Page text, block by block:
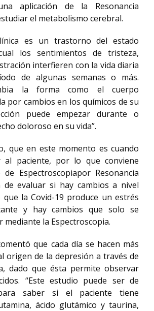
aplicación de la Resonancia
el metabolismo cerebral.
es un trastorno del estado
los sentimientos de tristeza,
interfieren con la vida diaria
de algunas semanas o más.
la forma como el cuerpo
por cambios en los químicos de su
puede empezar durante o
doloroso en su vida”.
que en este momento es cuando
al paciente, por lo que conviene
Espectroscopiapor Resonancia
evaluar si hay cambios a nivel
que la Covid-19 produce un estrés
y hay cambios que solo se
mediante la Espectroscopia.
que cada día se hacen más
origen de la depresión a través de
dado que ésta permite observar
“Este estudio puede ser de
saber si el paciente tiene
ácido glutámico y taurina,